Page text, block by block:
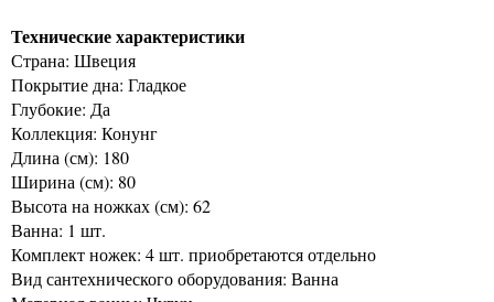
Технические характеристики
Страна: Швеция
Покрытие дна: Гладкое
Глубокие: Да
Коллекция: Конунг
Длина (см): 180
Ширина (см): 80
Высота на ножках (см): 62
Ванна: 1 шт.
Комплект ножек: 4 шт. приобретаются отдельно
Вид сантехнического оборудования: Ванна